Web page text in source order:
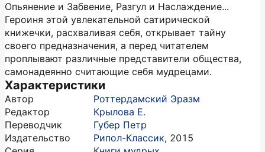
Опьянение и Забвение, Разгул и Наслаждение...
Героиня этой увлекательной сатирической
книжечки, расхваливая себя, открывает тайну
своего предназначения, а перед читателем
проплывают различные представители общества,
самонадеянно считающие себя мудрецами.
Характеристики
Автор
Роттердамский Эразм
Редактор
Крылова Е.
Переводчик
Губер Петр
Издательство
Рипол-Классик, 2015